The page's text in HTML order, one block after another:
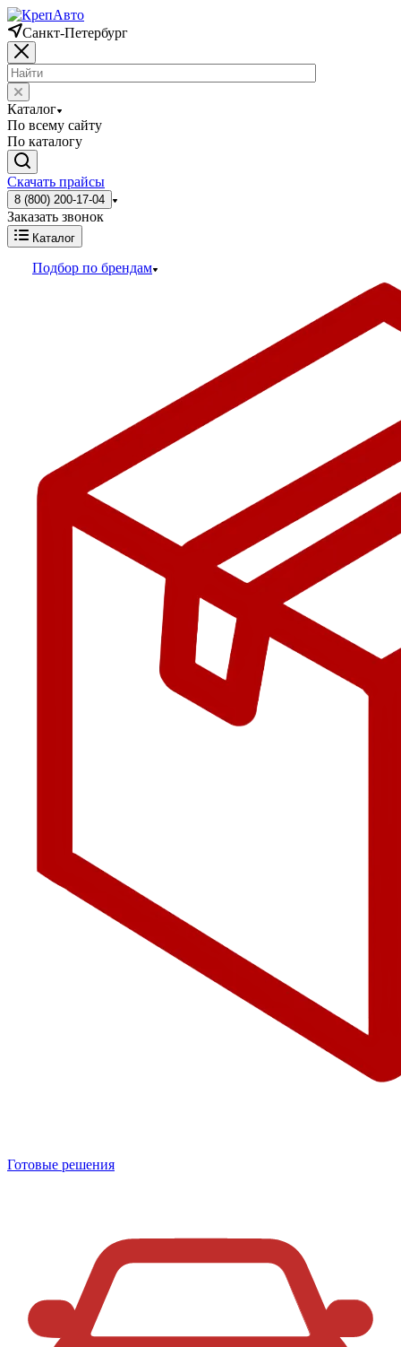
Санкт-Петербург
Каталог
По всему сайту
По каталогу
Скачать прайсы
8 (800) 200-17-04
Заказать звонок
Каталог
Подбор по брендам
Готовые решения